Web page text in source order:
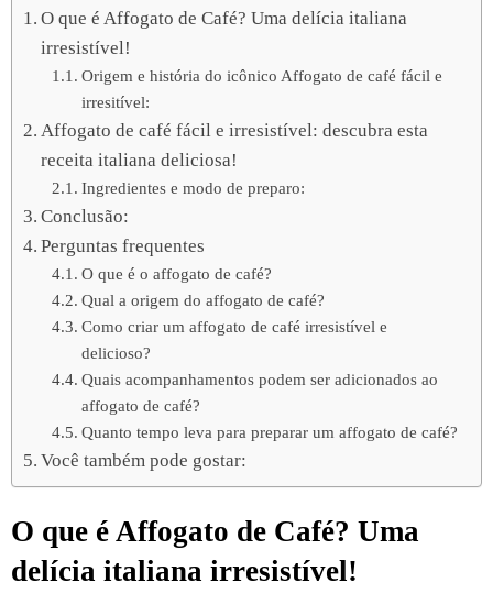
O que é Affogato de Café? Uma delícia italiana
irresistível!
Origem e história do icônico Affogato de café fácil e
irresitível:
Affogato de café fácil e irresistível: descubra esta
receita italiana deliciosa!
Ingredientes e modo de preparo:
Conclusão:
Perguntas frequentes
O que é o affogato de café?
Qual a origem do affogato de café?
Como criar um affogato de café irresistível e
delicioso?
Quais acompanhamentos podem ser adicionados ao
affogato de café?
Quanto tempo leva para preparar um affogato de café?
Você também pode gostar:
O que é Affogato de Café? Uma
delícia italiana irresistível!